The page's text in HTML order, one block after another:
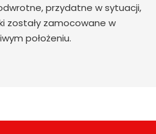
przydatne w sytuacji,
zostały zamocowane w
położeniu.